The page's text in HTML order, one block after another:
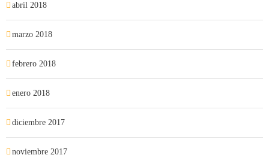
abril 2018
marzo 2018
febrero 2018
enero 2018
diciembre 2017
noviembre 2017